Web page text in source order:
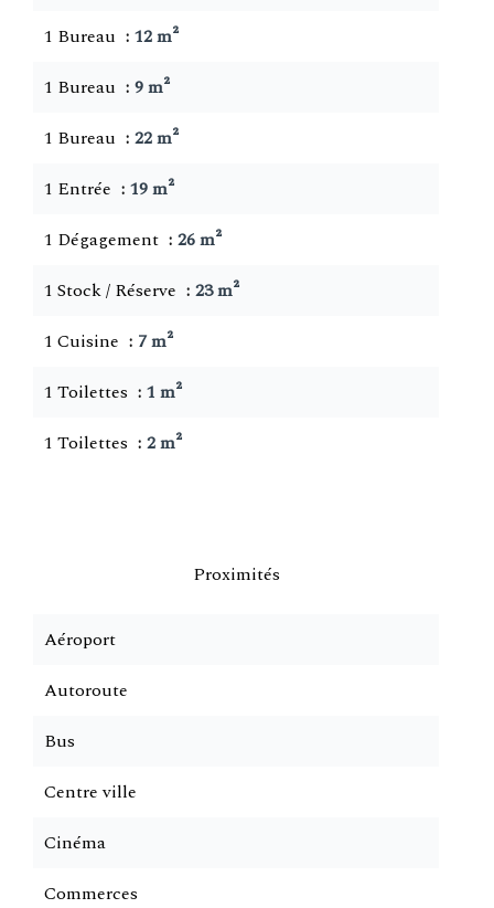
1 Bureau
12 m²
1 Bureau
9 m²
1 Bureau
22 m²
1 Entrée
19 m²
1 Dégagement
26 m²
1 Stock / Réserve
23 m²
1 Cuisine
7 m²
1 Toilettes
1 m²
1 Toilettes
2 m²
Proximités
Aéroport
Autoroute
Bus
Centre ville
Cinéma
Commerces